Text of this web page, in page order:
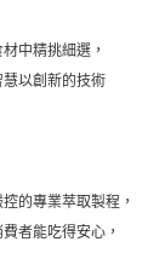
中精挑細選，
以創新的技術
的專業萃取製程，
者能吃得安心，